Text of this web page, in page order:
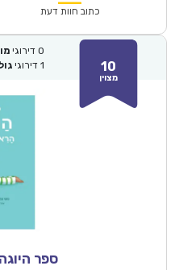
₪64.00.
כתוב חוות דעת
10
מצוין
0 דירוגי
1 דירוגי
ספר